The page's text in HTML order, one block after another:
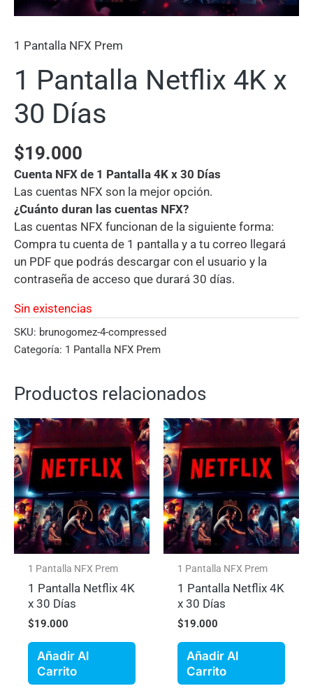
1 Pantalla NFX Prem
1 Pantalla Netflix 4K x
30 Días
$19.000
Cuenta NFX de 1 Pantalla 4K x 30 Días
Las cuentas NFX son la mejor opción.
¿Cuánto duran las cuentas NFX?
Las cuentas NFX funcionan de la siguiente forma:
Compra tu cuenta de 1 pantalla y a tu correo llegará
un PDF que podrás descargar con el usuario y la
contraseña de acceso que durará 30 días.
Sin existencias
SKU: brunogomez-4-compressed
Categoría: 1 Pantalla NFX Prem
Productos relacionados
1 Pantalla NFX Prem
1 Pantalla Netflix 4K
x 30 Días
$19.000
Añadir Al
Carrito
1 Pantalla NFX Prem
1 Pantalla Netflix 4K
x 30 Días
$19.000
Añadir Al
Carrito